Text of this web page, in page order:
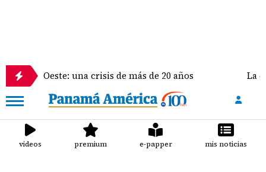
una crisis de más de 20 años La
videos premium e-papper mis noticias